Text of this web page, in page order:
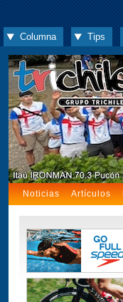
Columna Tips
Noticias Artículos